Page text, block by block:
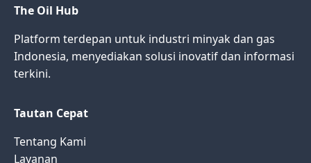
The Oil Hub
Platform terdepan untuk industri minyak dan gas
Indonesia, menyediakan solusi inovatif dan informasi
terkini.
Tautan Cepat
Tentang Kami
Layanan